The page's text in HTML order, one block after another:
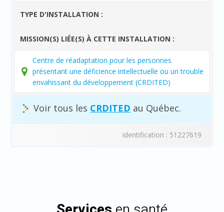
TYPE D'INSTALLATION :
MISSION(S) LIÉE(S) À CETTE INSTALLATION :
Centre de réadaptation pour les personnes
présentant une déficience intellectuelle ou un trouble
envahissant du développement (CRDITED)
Voir tous les CRDITED au Québec.
Identification : 51227619